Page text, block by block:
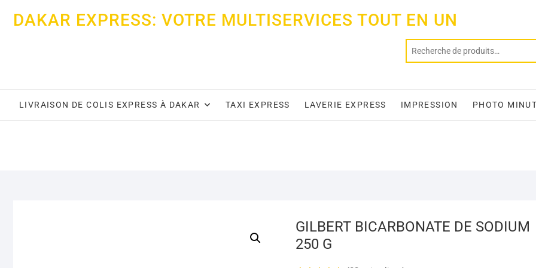
DAKAR EXPRESS: VOTRE MULTISERVICES TOUT EN UN
LIVRAISON DE COLIS EXPRESS À DAKAR TAXI EXPRESS LAVERIE EXPRESS IMPRESSION PHOTO
GILBERT BICARBONATE DE SODIUM
250 G